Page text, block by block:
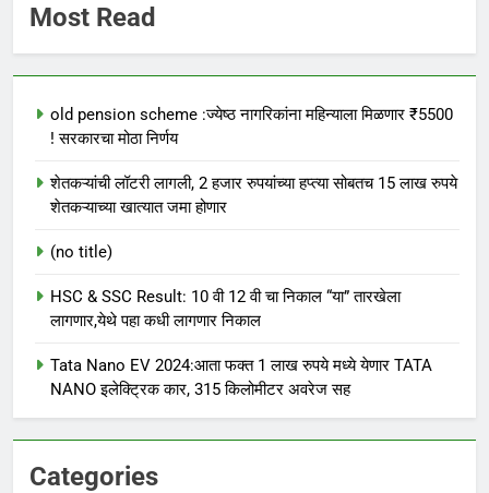
Most Read
old pension scheme :ज्येष्ठ नागरिकांना महिन्याला मिळणार ₹5500
! सरकारचा मोठा निर्णय
शेतकऱ्यांची लॉटरी लागली, 2 हजार रुपयांच्या हप्त्या सोबतच 15 लाख रुपये
शेतकऱ्याच्या खात्यात जमा होणार
(no title)
HSC & SSC Result: 10 वी 12 वी चा निकाल “या” तारखेला
लागणार,येथे पहा कधी लागणार निकाल
Tata Nano EV 2024:आता फक्त 1 लाख रुपये मध्ये येणार TATA
NANO इलेक्ट्रिक कार, 315 किलोमीटर अवरेज सह
Categories